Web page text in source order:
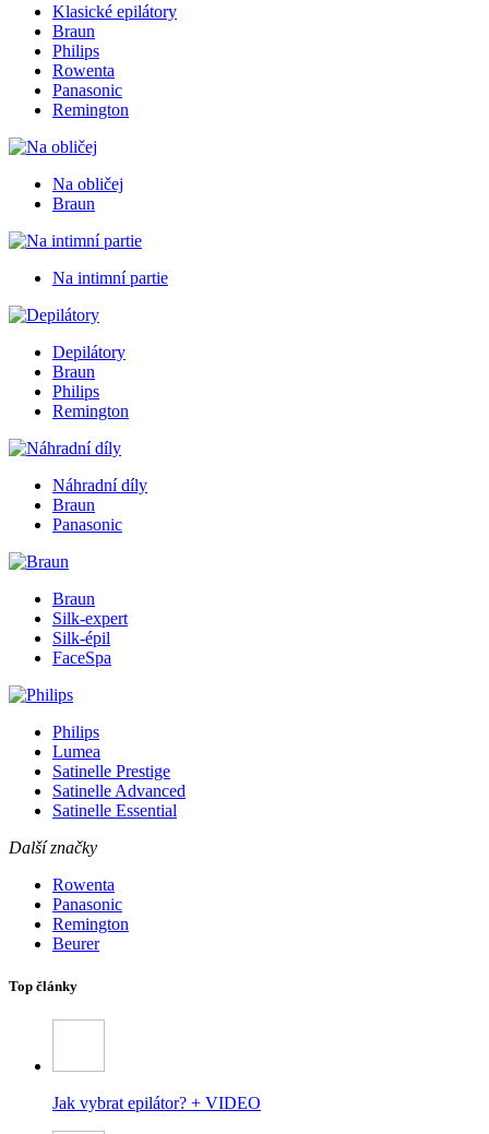
Klasické epilátory
Braun
Philips
Rowenta
Panasonic
Remington
Na obličej
Braun
Na intimní partie
Depilátory
Braun
Philips
Remington
Náhradní díly
Braun
Panasonic
Braun
Silk-expert
Silk-épil
FaceSpa
Philips
Lumea
Satinelle Prestige
Satinelle Advanced
Satinelle Essential
Další značky
Rowenta
Panasonic
Remington
Beurer
Top články
Jak vybrat epilátor? + VIDEO